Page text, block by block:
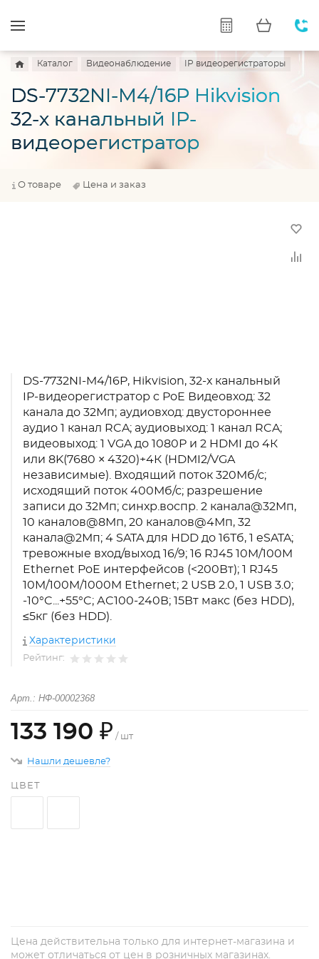
Каталог Видеонаблюдение IP видеорегистраторы
DS-7732NI-M4/16P Hikvision
32-х канальный IP-
видеорегистратор
О товаре Цена и заказ
DS-7732NI-M4/16P, Hikvision, 32-х канальный
IP-видеорегистратор c PoE Видеовход: 32
канала до 32Мп; аудиовход: двустороннее
аудио 1 канал RCA; аудиовыход: 1 канал RCA;
видеовыход: 1 VGA до 1080Р и 2 HDMI до 4К
или 8K(7680 × 4320)+4К (HDMI2/VGA
независимые). Входящий поток 320Мб/с;
исходящий поток 400Мб/с; разрешение
записи до 32Мп; синхр.воспр. 2 канала@32Мп,
10 каналов@8Мп, 20 каналов@4Мп, 32
канала@2Мп; 4 SATA для HDD до 16Тб, 1 eSATA;
тревожные вход/выход 16/9; 16 RJ45 10M/100M
Ethernet PoE интерфейсов (<200Вт); 1 RJ45
10M/100M/1000M Ethernet; 2 USB 2.0, 1 USB 3.0;
-10°C...+55°C; АC100-240В; 15Вт макс (без HDD),
≤5кг (без HDD).
Характеристики
Рейтинг:
Арт.: НФ-00002368
133 190 ₽ / шт
Нашли дешевле?
ЦВЕТ
Цена действительна только для интернет-магазина и
может отличаться от цен в розничных магазинах.